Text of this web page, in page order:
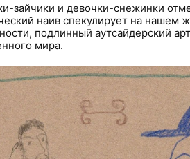
зайчики и девочки-снежинки
наив спекулирует на нашем
подлинный аутсайдерский
мира.